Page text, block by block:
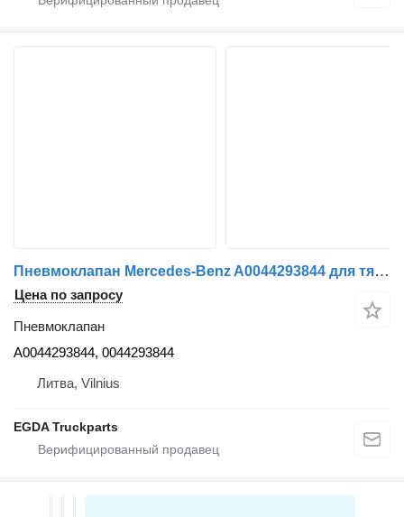
Пневмоклапан Mercedes-Benz A0044293844 для тягача Mercedes-Benz MP5
Цена по запросу
Пневмоклапан
A0044293844, 0044293844
Литва, Vilnius
EGDA Truckparts